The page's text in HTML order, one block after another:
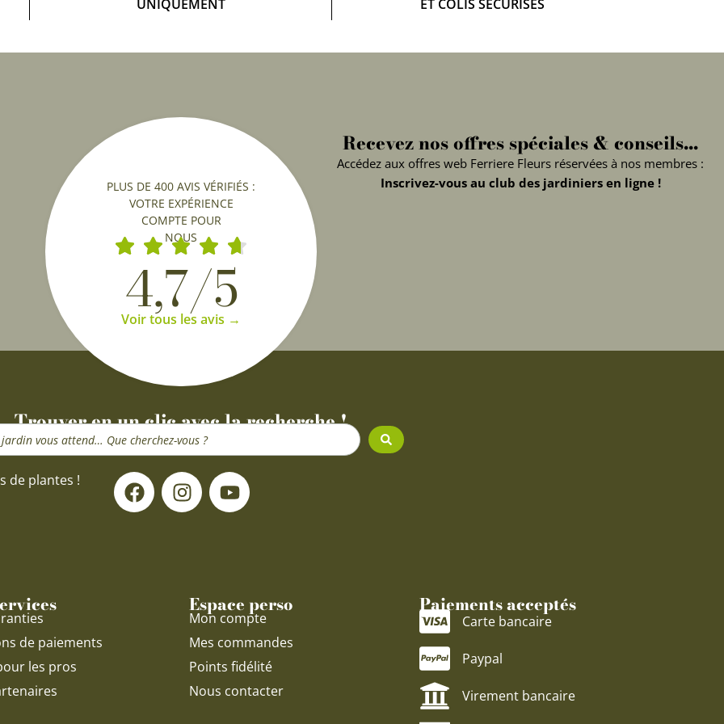
UNIQUEMENT
ET COLIS SÉCURISÉS
PLUS DE 400 AVIS VÉRIFIÉS :
VOTRE EXPÉRIENCE
COMPTE POUR
NOUS
4,7/5
Voir tous les avis →
Recevez nos offres spéciales & conseils...
Accédez aux offres web Ferriere Fleurs réservées à nos membres :
Inscrivez-vous au club des jardiniers en ligne !
Trouver en un clic avec la recherche !
de plantes ! F
a
c
I
n
s
a
m
Y
o
u
e
de paiements
les pros
Espace perso
Mon compte
Mes commandes
Points fidélité
Nous contacter
Paiements acceptés
Carte bancaire
Paypal
Virement bancaire